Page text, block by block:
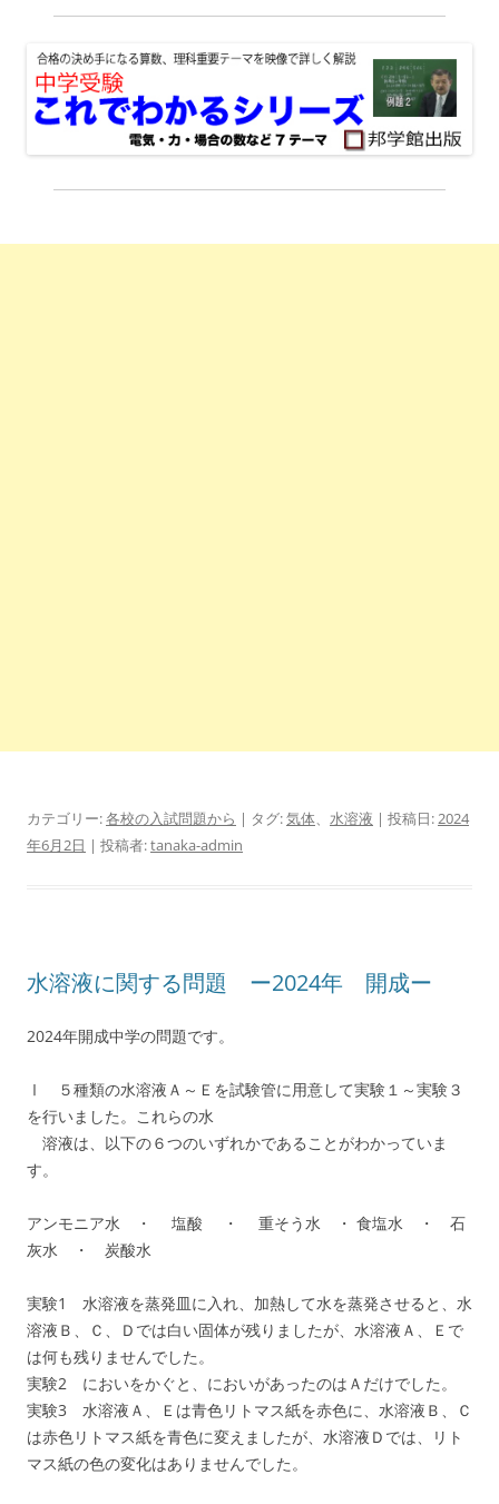
カテゴリー:各校の入試問題から | タグ:気体、 水溶液 | 投稿日:2024
年6月2日 | 投稿者:tanaka-admin
水溶液に関する問題 ー2024年 開成ー
2024年開成中学の問題です。
Ⅰ ５種類の水溶液Ａ～Ｅを試験管に用意して実験１～実験３
を行いました。これらの水
溶液は、以下の６つのいずれかであることがわかっていま
す。
アンモニア水 ・ 塩酸 ・ 重そう水 ・ 食塩水 ・ 石
灰水 ・ 炭酸水
実験1 水溶液を蒸発皿に入れ、加熱して水を蒸発させると、水
溶液Ｂ、Ｃ、Ｄでは白い固体が残りましたが、水溶液Ａ、Ｅで
は何も残りませんでした。
実験2 においをかぐと、においがあったのはＡだけでした。
実験3 水溶液Ａ、Ｅは青色リトマス紙を赤色に、水溶液Ｂ、Ｃ
は赤色リトマス紙を青色に変えましたが、水溶液Ｄでは、リト
マス紙の色の変化はありませんでした。